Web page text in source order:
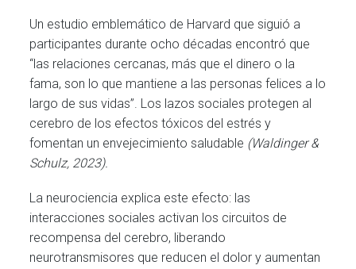
Un estudio emblemático de Harvard que siguió a
participantes durante ocho décadas encontró que
“las relaciones cercanas, más que el dinero o la
fama, son lo que mantiene a las personas felices a lo
largo de sus vidas”. Los lazos sociales protegen al
cerebro de los efectos tóxicos del estrés y
fomentan un envejecimiento saludable (Waldinger &
Schulz, 2023).
La neurociencia explica este efecto: las
interacciones sociales activan los circuitos de
recompensa del cerebro, liberando
neurotransmisores que reducen el dolor y aumentan